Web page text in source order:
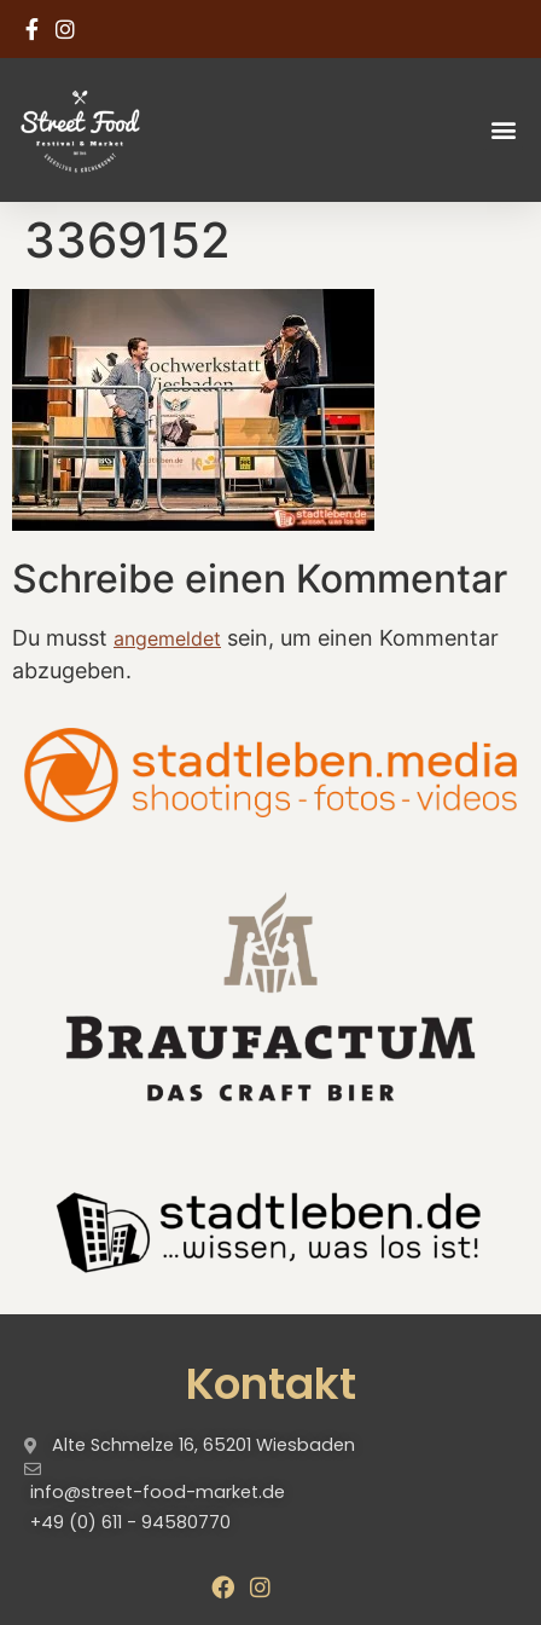
3369152
Schreibe einen Kommentar
Du musst angemeldet sein, um einen Kommentar
abzugeben.
Kontakt
Alte Schmelze 16, 65201 Wiesbaden
info@street-food-market.de
+49 (0) 611 - 94580770